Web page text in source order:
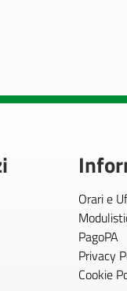
Orari e
PagoPA
Privacy
Cookie